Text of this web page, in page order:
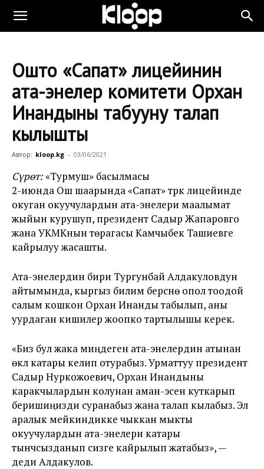
Ошто «Сапат» лицейинин
ата-энелер комитети Орхан
Инандыны табууну талап
кылышты
Автор: kloop.kg - 03/06/2021
Сүрөт:«Турмуш» басылмасы
2-июнда Ош шаарында «Сапат» түрк лицейинде
окуган окуучулардын ата-энелери маалымат
жыйын курушуп, президент Садыр Жапаровго
жана УКМКнын төрагасы Камчыбек Ташиевге
кайрылуу жасашты.
Ата-энелердин бири Тургунбай Алдакуловдун
айтымында, кыргыз билим берүүсүнө опол тоодой
салым кошкон Орхан Инанды табылып, аны
уурдаган кишилер жоопко тартылышы керек.
«Биз бул жака миңдеген ата-энелердин атынан
өкүл катары келип отурабыз. Урматтуу президент
Садыр Нуркожоевич, Орхан Инандыны
каракчылардын колунан аман-эсен куткарып
беришиңизди суранабыз жана талап кылабыз. Эл
аралык мейкиндикке чыккан мыкты
окуучулардын ата-энелери катары
тынчсызданып сизге кайрылып жатабыз», —
деди Алдакулов.